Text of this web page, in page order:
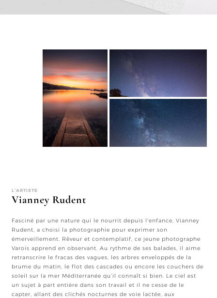
L’ARTISTE
Vianney Rudent
Fasciné par une nature qui le nourrit depuis l'enfance, Vianney
Rudent, a choisi la photographie pour exprimer son
émerveillement. Rêveur et contemplatif, ce jeune photographe
Varois apprend en observant. Au rythme de ses balades, il aime
retranscrire le fracas des vagues, les arbres enveloppés de la
brume du matin, le flot des cascades ou encore les couchers de
soleil sur la mer Méditerranée qu’il connaît si bien. Le ciel est
un sujet à part entière dans son travail et il ne cesse de le
capter, allant des clichés nocturnes de voie lactée, aux